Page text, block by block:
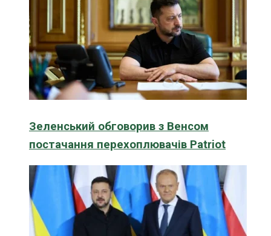
Зеленський обговорив з Венсом
постачання перехоплювачів Patriot